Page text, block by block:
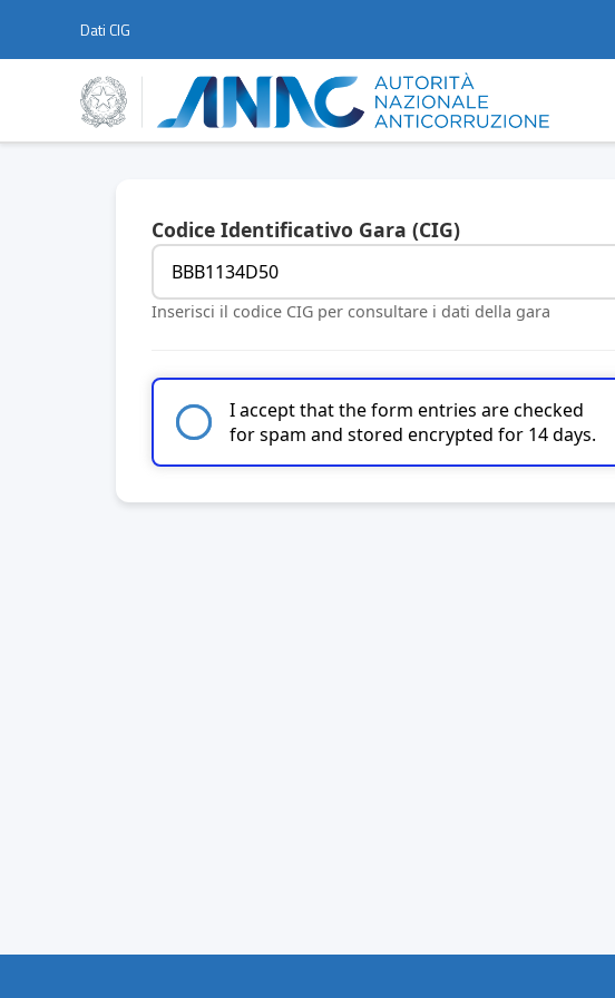
Dati CIG
Codice Identificativo Gara (CIG)
Inserisci il codice CIG per consultare i dati della gara
I accept that the form entries are checked
for spam and stored encrypted for 14 days.